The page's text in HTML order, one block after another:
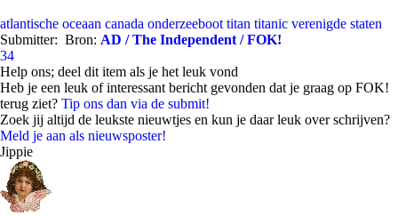
atlantische oceaan canada onderzeeboot titan titanic verenigde staten
Submitter: Bron: AD / The Independent / FOK!
34
Help ons; deel dit item als je het leuk vond
Heb je een leuk of interessant bericht gevonden dat je graag op FOK!
terug ziet? Tip ons dan via de submit!
Zoek jij altijd de leukste nieuwtjes en kun je daar leuk over schrijven?
Meld je aan als nieuwsposter!
Jippie